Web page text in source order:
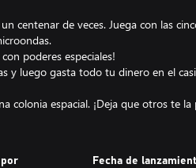
centenar de veces. Juega con las
poderes especiales!
y luego gasta todo tu dinero en el
colonia espacial. ¡Deja que otros te la
Fecha de